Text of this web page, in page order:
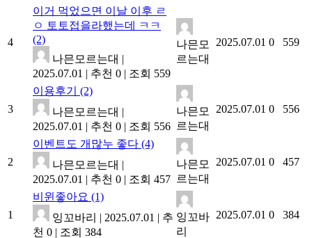
4
이거 먹었으면 이날 이후 ㄹ
ㅇ 토토접을라했는데 ㅋㅋ
(2)
나믄모르는대 |
2025.07.01 | 추천 0 | 조회 559
나믄모
르는대
2025.07.01 0 559
3
이용후기 (2)
나믄모르는대 |
2025.07.01 | 추천 0 | 조회 556
나믄모
르는대
2025.07.01 0 556
2
이벤트도 개많누 좋다 (4)
나믄모르는대 |
2025.07.01 | 추천 0 | 조회 457
나믄모
르는대
2025.07.01 0 457
1
비윈좋아요 (1)
잉꼬바리 | 2025.07.01 | 추
천 0 | 조회 384
잉꼬바
리
2025.07.01 0 384